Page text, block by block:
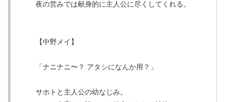
夜の営みでは献身的に主人公に尽くしてくれる。
【中野メイ】
「ナニナニ〜？ アタシになんか用？」
サホトと主人公の幼なじみ。